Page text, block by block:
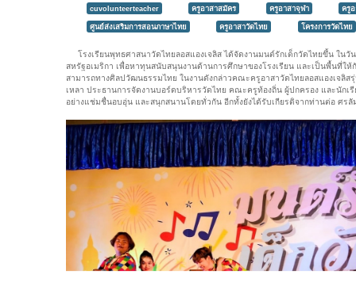
cuvolunteerteacher ครูอาสาสมัคร ครูอาสาจุฬา ครู
ศูนย์ส่งเสริมการสอนภาษาไทย ครูอาสาวัดไทย โครงการวัดไทย
โรงเรียนพุทธศาสนาวัดไทยลอสแองเจลิส ได้จัดงานมนต์รักเด็กวัดไทยขึ้น ใน
สหรัฐอเมริกา เพื่อหาทุนสนับสนุนงานด้านการศึกษาของโรงเรียน และเป็นพื้นที่ใ
สามารถทางศิลปวัฒนธรรมไทย ในงานดังกล่าวคณะครูอาสาวัดไทยลอสแองเจลิ
เหลา ประธานการจัดงานบอร์ดบริหารวัดไทย คณะครูท้องถิ่น ผู้ปกครอง และนักเ
อย่างแช่มชื่นอบอุ่น และสนุกสนานโดยทั่วกัน อีกทั้งยังได้รับเกียรติจากท่านต่อ ศร